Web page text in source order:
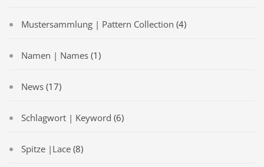
Mustersammlung | Pattern Collection (4)
Namen | Names (1)
News (17)
Schlagwort | Keyword (6)
Spitze |Lace (8)